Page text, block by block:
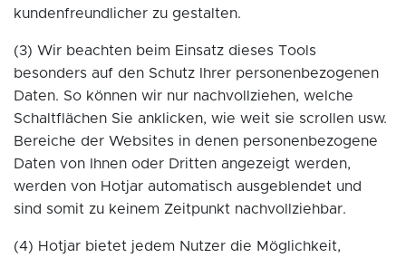
kundenfreundlicher zu gestalten.
(3) Wir beachten beim Einsatz dieses Tools
besonders auf den Schutz Ihrer personenbezogenen
Daten. So können wir nur nachvollziehen, welche
Schaltflächen Sie anklicken, wie weit sie scrollen usw.
Bereiche der Websites in denen personenbezogene
Daten von Ihnen oder Dritten angezeigt werden,
werden von Hotjar automatisch ausgeblendet und
sind somit zu keinem Zeitpunkt nachvollziehbar.
(4) Hotjar bietet jedem Nutzer die Möglichkeit,